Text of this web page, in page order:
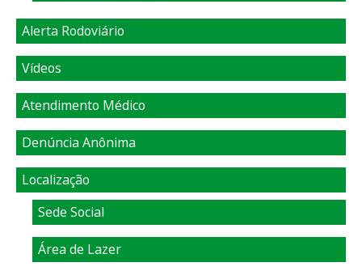
Alerta Rodoviário
Vídeos
Atendimento Médico
Denúncia Anônima
Localização
Sede Social
Área de Lazer